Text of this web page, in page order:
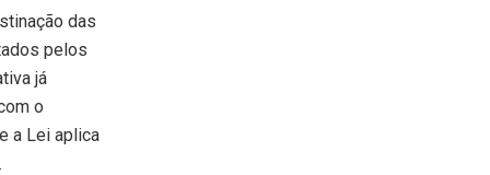
das
pelos
já
o
a Lei aplica